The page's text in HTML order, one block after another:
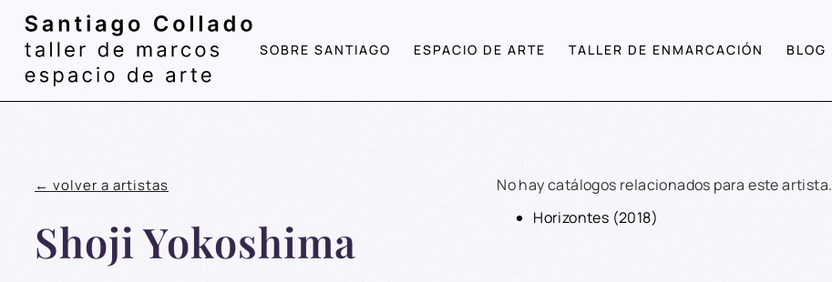
SOBRE SANTIAGO ESPACIO DE ARTE TALLER DE ENMARCACIÓN BLOG
← volver a artistas
Shoji Yokoshima
No hay catálogos relacionados para este artista.
Horizontes (2018)